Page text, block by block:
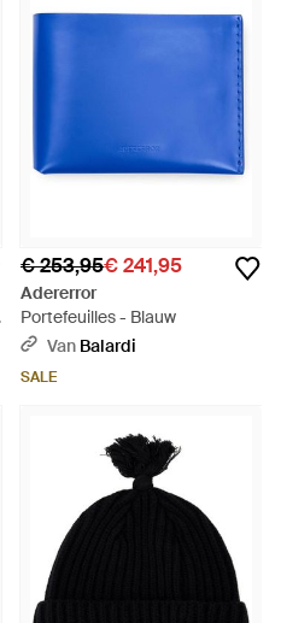
€ 253,95€ 241,95
Adererror
Portefeuilles - Blauw
Van Balardi
SALE